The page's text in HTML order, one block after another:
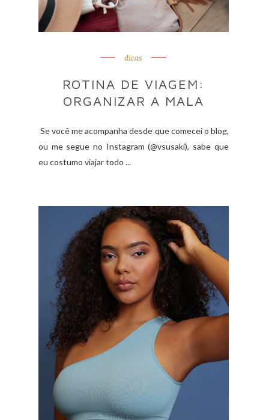
dicas
ROTINA DE VIAGEM:
ORGANIZAR A MALA
Se você me acompanha desde que comecei o blog,
ou me segue no Instagram (@vsusaki), sabe que
eu costumo viajar todo ...